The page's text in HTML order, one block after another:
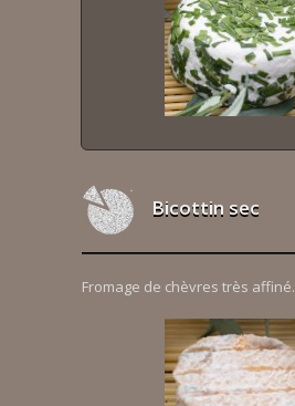
Bicottin sec
Fromage de chèvres très affiné.